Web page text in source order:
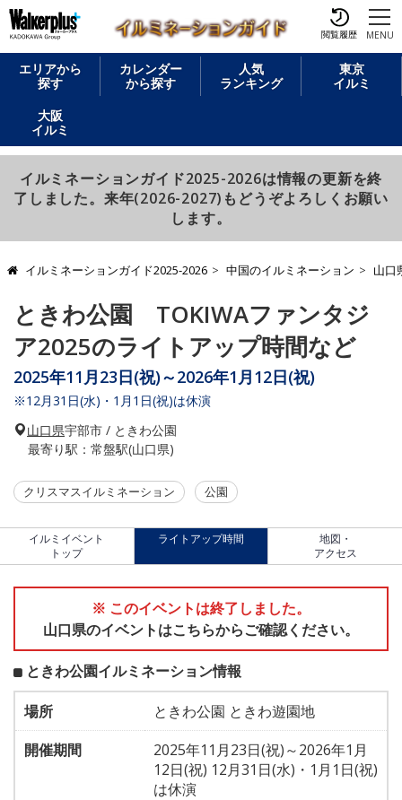
閲覧履歴 MENU
エリアから
探す
カレンダー
から探す
人気
ランキング
東京
イルミ
大阪
イルミ
イルミネーションガイド2025-2026は情報の更新を終
了しました。来年(2026-2027)もどうぞよろしくお願い
します。
イルミネーションガイド2025-2026 中国のイルミネーション 山口
ときわ公園 TOKIWAファンタジ
ア2025のライトアップ時間など
2025年11月23日(祝)～2026年1月12日(祝)
※12月31日(水)・1月1日(祝)は休演
山口県宇部市 / ときわ公園
最寄り駅：常盤駅(山口県)
クリスマスイルミネーション 公園
イルミイベント
トップ
ライトアップ時間
地図・
アクセス
※ このイベントは終了しました。
山口県のイベントはこちらからご確認ください。
ときわ公園イルミネーション情報
場所
ときわ公園 ときわ遊園地
開催期間
2025年11月23日(祝)～2026年1月
12日(祝) 12月31日(水)・1月1日(祝)
は休演